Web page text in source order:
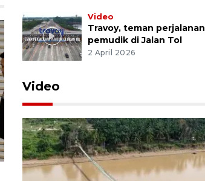
Video
Travoy, teman perjalanan
pemudik di Jalan Tol
2 April 2026
Video